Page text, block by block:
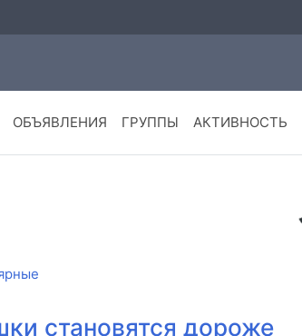
ОБЪЯВЛЕНИЯ ГРУППЫ АКТИВНОСТЬ
становятся дороже